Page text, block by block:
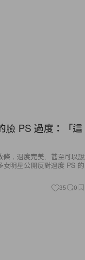
臉 PS 過度：「這
，過度完美、甚至可以說
明星公開反對過度 PS 的
35 0